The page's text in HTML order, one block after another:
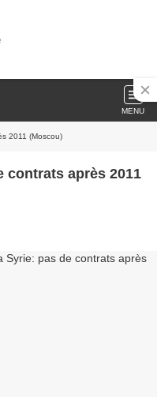
MENU
2011 (Moscou)
contrats après 2011